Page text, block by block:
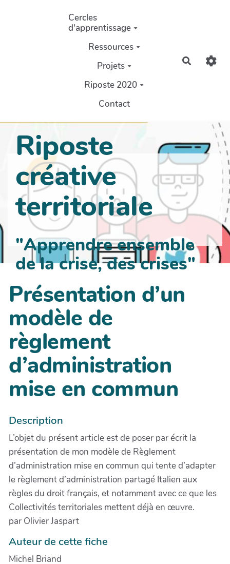
Aller au contenu principal
Cercles
d'apprentissage
Ressources
Projets
Riposte 2020
Contact
Riposte
créative
territoriale
"Apprendre ensemble
de la crise, des crises"
Présentation d’un
modèle de
règlement
d’administration
mise en commun
Description
L’objet du présent article est de poser par écrit la
présentation de mon modèle de Règlement
d’administration mise en commun qui tente d’adapter
le règlement d’administration partagé Italien aux
règles du droit français, et notamment avec ce que les
Collectivités territoriales mettent déjà en œuvre.
par Olivier Jaspart
Auteur de cette fiche
Michel Briand